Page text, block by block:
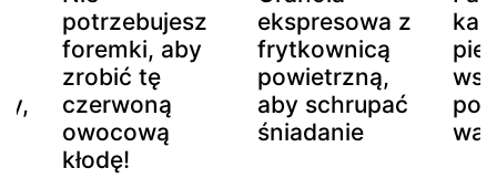
potrzebujesz
foremki, aby
zrobić tę
czerwoną
owocową
kłodę!
ekspresowa z
frytkownicą
powietrzną,
aby schrupać
śniadanie